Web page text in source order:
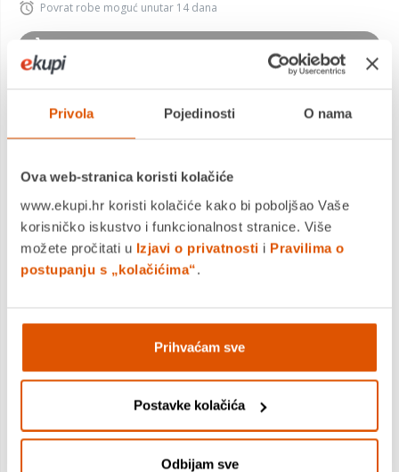
Privola Pojedinosti O nama
Ova web-stranica koristi kolačiće
www.ekupi.hr koristi kolačiće kako bi poboljšao Vaše
korisničko iskustvo i funkcionalnost stranice. Više
možete pročitati u Izjavi o privatnosti i Pravilima o
postupanju s „kolačićima“.
Prihvaćam sve
Postavke kolačića
Odbijam sve
Povrat robe moguć unutar 14 dana
PROIZVOD JE NEDOSTUPAN
MOGLO BI VAS ZANIMATI I OVO
Kidz Delight Moj prvi 2u1 tablet
39,99 €